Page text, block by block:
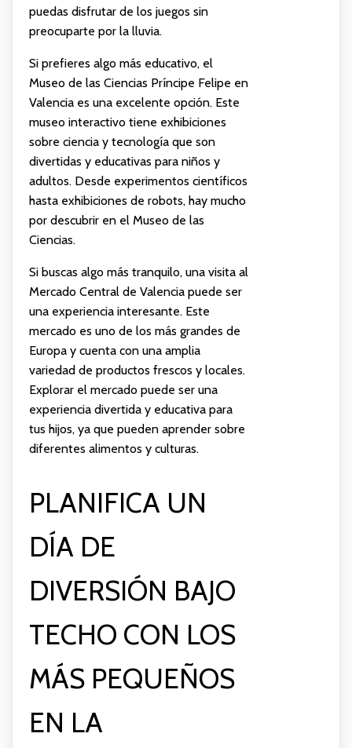
puedas disfrutar de los juegos sin
preocuparte por la lluvia.
Si prefieres algo más educativo, el
Museo de las Ciencias Príncipe Felipe en
Valencia es una excelente opción. Este
museo interactivo tiene exhibiciones
sobre ciencia y tecnología que son
divertidas y educativas para niños y
adultos. Desde experimentos científicos
hasta exhibiciones de robots, hay mucho
por descubrir en el Museo de las
Ciencias.
Si buscas algo más tranquilo, una visita al
Mercado Central de Valencia puede ser
una experiencia interesante. Este
mercado es uno de los más grandes de
Europa y cuenta con una amplia
variedad de productos frescos y locales.
Explorar el mercado puede ser una
experiencia divertida y educativa para
tus hijos, ya que pueden aprender sobre
diferentes alimentos y culturas.
PLANIFICA UN
DÍA DE
DIVERSIÓN BAJO
TECHO CON LOS
MÁS PEQUEÑOS
EN LA